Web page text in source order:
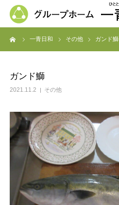
一青日和 その他 ガンド鰤
ガンド鰤
2021.11.2 その他
ホーム
ブログ
よくある質問
お問い合わせ